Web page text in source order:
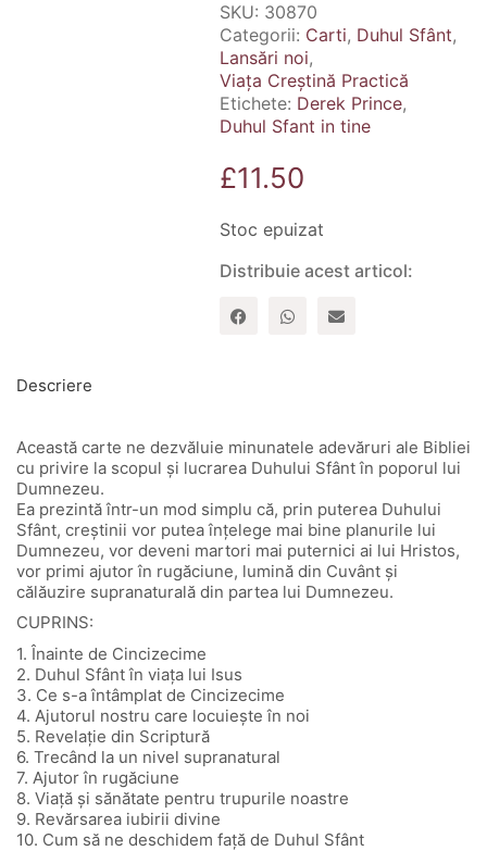
SKU: 30870
Categorii: Carti, Duhul Sfânt,
Lansări noi,
Viața Creștină Practică
Etichete: Derek Prince,
Duhul Sfant in tine
£11.50
Stoc epuizat
Distribuie acest articol:
Descriere
Această carte ne dezvăluie minunatele adevăruri ale Bibliei
cu privire la scopul și lucrarea Duhului Sfânt în poporul lui
Dumnezeu.
Ea prezintă într-un mod simplu că, prin puterea Duhului
Sfânt, creștinii vor putea înțelege mai bine planurile lui
Dumnezeu, vor deveni martori mai puternici ai lui Hristos,
vor primi ajutor în rugăciune, lumină din Cuvânt și
călăuzire supranaturală din partea lui Dumnezeu.
CUPRINS:
1. Înainte de Cincizecime
2. Duhul Sfânt în viața lui Isus
3. Ce s-a întâmplat de Cincizecime
4. Ajutorul nostru care locuiește în noi
5. Revelație din Scriptură
6. Trecând la un nivel supranatural
7. Ajutor în rugăciune
8. Viață și sănătate pentru trupurile noastre
9. Revărsarea iubirii divine
10. Cum să ne deschidem față de Duhul Sfânt